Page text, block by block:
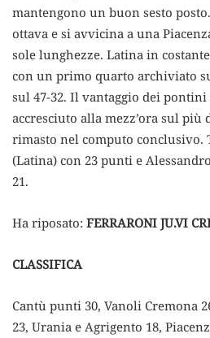
mantengono un buon sesto
ottava e si avvicina a una
sole lunghezze. Latina in
con un primo quarto archiviato
sul 47-32. Il vantaggio dei
accresciuto alla mezz’ora sul più
rimasto nel computo conclusivo.
(Latina) con 23 punti e
21.
Ha riposato: FERRARONI JU.VI
CLASSIFICA
Cantù punti 30, Vanoli Cremona
23, Urania e Agrigento 18,